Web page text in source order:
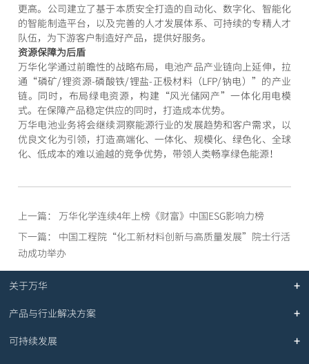
更高。公司建立了基于本质安全打造的自动化、数字化、智能化
的智能制造平台，以及完善的人才发展体系、可持续的专精人才
队伍，为下游客户制造好产品，提供好服务。
资源保障为后盾
万华化学通过前瞻性的战略布局，电池产品产业链向上延伸，拉
通“磷矿/锂资源-磷酸铁/锂盐-正极材料（LFP/钠电）”的产业
链。同时，布局绿电资源，构建“风光储网产”一体化用电模
式。在保障产品稳定供应的同时，打造成本优势。
万华电池业务将会继续洞察能源行业的发展趋势和客户需求，以
优良文化为引领，打造高端化、一体化、规模化、绿色化、全球
化、低成本的难以逾越的竞争优势，带领人类畅享绿色能源！
上一篇： 万华化学连续4年上榜《财富》中国ESG影响力榜
下一篇： 中国工程院“化工新材料创新与高质量发展”院士行活
动成功举办
关于万华
产品与行业解决方案
可持续发展